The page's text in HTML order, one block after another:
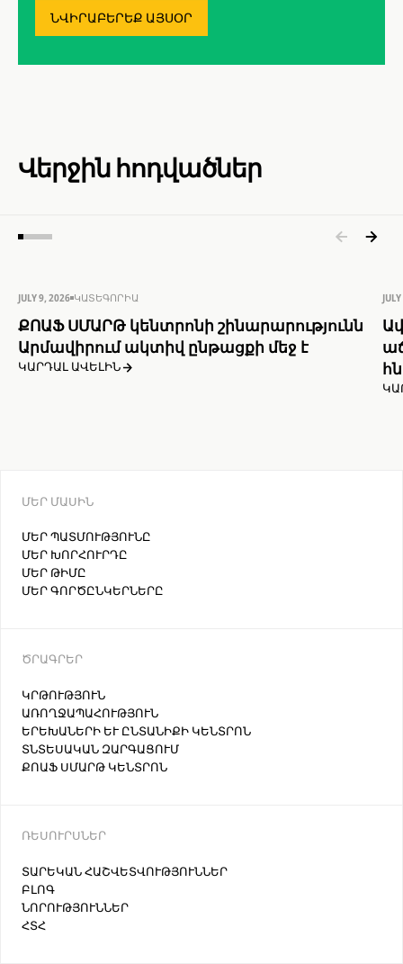
ՆՎԻՐԱԲԵՐԵՔ ԱՅՍՕՐ
Վերջին հոդվածներ
JULY 9, 2026 ԿԱՏԵԳՈՐԻԱ
ՔՈԱՖ ՍՄԱՐԹ կենտրոնի շինարարությունն
Արմավիրում ակտիվ ընթացքի մեջ է
ԿԱՐԴԱԼ ԱՎԵԼԻՆ
ՄԵՐ ՄԱՍԻՆ
ՄԵՐ ՊԱՏՄՈՒԹՅՈՒՆԸ
ՄԵՐ ԽՈՐՀՈՒՐԴԸ
ՄԵՐ ԹԻՄԸ
ՄԵՐ ԳՈՐԾԸՆԿԵՐՆԵՐԸ
ԾՐԱԳՐԵՐ
ԿՐԹՈՒԹՅՈՒՆ
ԱՌՈՂՋԱՊԱՀՈՒԹՅՈՒՆ
ԵՐԵԽԱՆԵՐԻ ԵՒ ԸՆՏԱՆԻՔԻ ԿԵՆՏՐՈՆ
ՏՆՏԵՍԱԿԱՆ ԶԱՐԳԱՑՈՒՄ
ՔՈԱՖ ՍՄԱՐԹ ԿԵՆՏՐՈՆ
ՌԵՍՈՒՐՍՆԵՐ
ՏԱՐԵԿԱՆ ՀԱՇՎԵՏՎՈՒԹՅՈՒՆՆԵՐ
ԲԼՈԳ
ՆՈՐՈՒԹՅՈՒՆՆԵՐ
ՀՏՀ